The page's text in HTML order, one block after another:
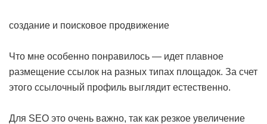
создание и поисковое продвижение
Что мне особенно понравилось — идет плавное
размещение ссылок на разных типах площадок. За счет
этого ссылочный профиль выглядит естественно.
Для SEO это очень важно, так как резкое увеличение